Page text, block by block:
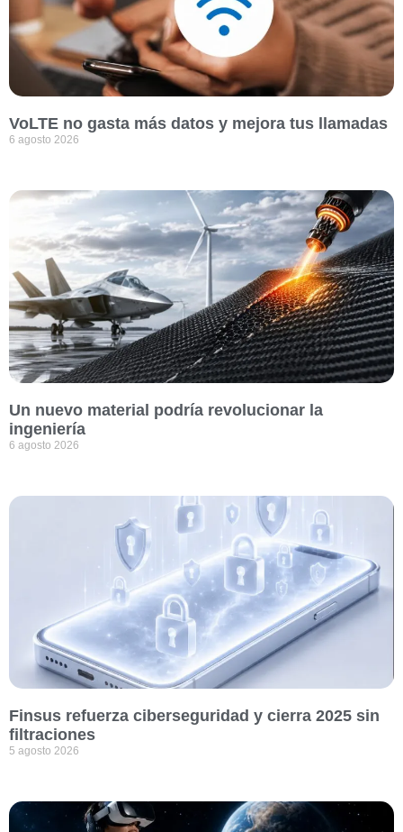
VoLTE no gasta más datos y mejora tus llamadas
6 agosto 2026
Un nuevo material podría revolucionar la
ingeniería
6 agosto 2026
Finsus refuerza ciberseguridad y cierra 2025 sin
filtraciones
5 agosto 2026